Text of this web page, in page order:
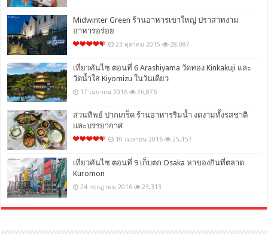
Midwinter Green ร้านอาหารเขาใหญ่ ปราสาทงาม
อาหารอร่อย
23 ตุลาคม 2015 28,087
เที่ยวคันไซ ตอนที่ 6 Arashiyama วัดทอง Kinkakuji และ
วัดน้ำใส Kiyomizu ในวันเดียว
17 เมษายน 2016 26,876
สวนทิพย์ ปากเกร็ด ร้านอาหารริมน้ำ งดงามทั้งรสชาติ
และบรรยากาศ
10 เมษายน 2016 25,157
เที่ยวคันไซ ตอนที่ 9 เก็บตก Osaka หาของกินที่ตลาด
Kuromon
24 กรกฎาคม 2016 23,313